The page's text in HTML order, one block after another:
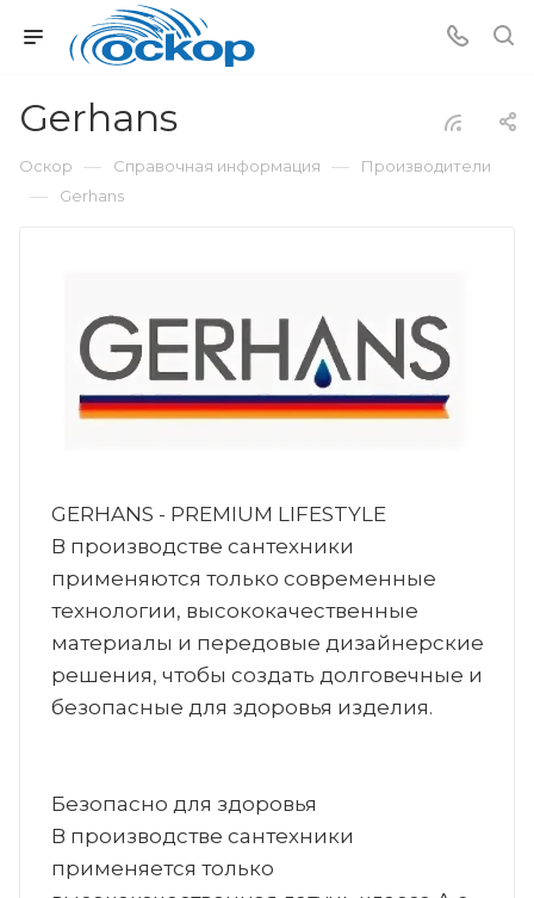
Gerhans
Оскор — Справочная информация — Производители
— Gerhans
GERHANS - PREMIUM LIFESTYLE
В производстве сантехники
применяются только современные
технологии, высококачественные
материалы и передовые дизайнерские
решения, чтобы создать долговечные и
безопасные для здоровья изделия.
Безопасно для здоровья
В производстве сантехники
применяется только